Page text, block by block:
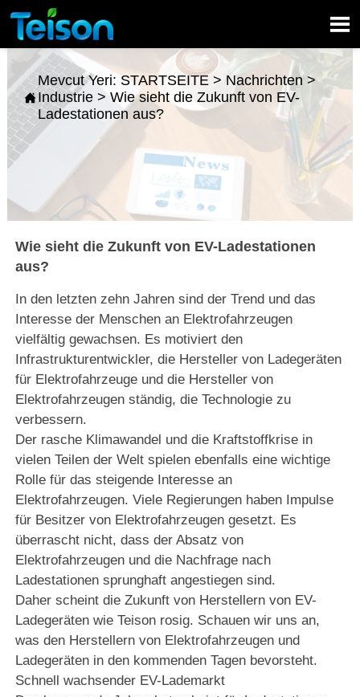


Mevcut Yeri: STARTSEITE>Nachrichten >
Industrie> Wie sieht die Zukunft von EV-
Ladestationen aus?
Wie sieht die Zukunft von EV-Ladestationen
aus?
In den letzten zehn Jahren sind der Trend und das
Interesse der Menschen an Elektrofahrzeugen
vielfältig gewachsen. Es motiviert den
Infrastrukturentwickler, die Hersteller von Ladegeräten
für Elektrofahrzeuge und die Hersteller von
Elektrofahrzeugen ständig, die Technologie zu
verbessern.
Der rasche Klimawandel und die Kraftstoffkrise in
vielen Teilen der Welt spielen ebenfalls eine wichtige
Rolle für das steigende Interesse an
Elektrofahrzeugen. Viele Regierungen haben Impulse
für Besitzer von Elektrofahrzeugen gesetzt. Es
überrascht nicht, dass der Absatz von
Elektrofahrzeugen und die Nachfrage nach
Ladestationen sprunghaft angestiegen sind.
Daher scheint die Zukunft von Herstellern von EV-
Ladegeräten wie Teison rosig. Schauen wir uns an,
was den Herstellern von Elektrofahrzeugen und
Ladegeräten in den kommenden Tagen bevorsteht.
Schnell wachsender EV-Lademarkt